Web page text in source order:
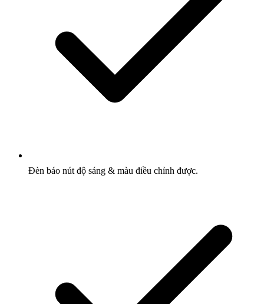
Đèn báo nút độ sáng & màu điều chỉnh được.